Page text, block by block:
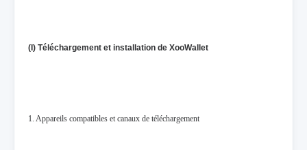
(I) Téléchargement et installation de XooWallet
1. Appareils compatibles et canaux de téléchargement